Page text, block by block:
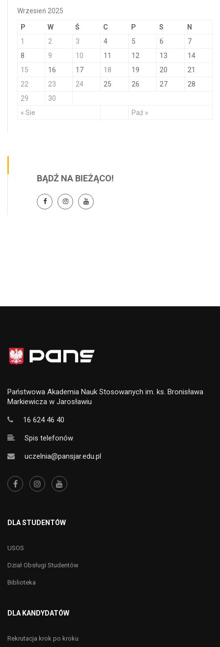
Wrzesień 2025
P W Ś C P S N
« Sie Paź »
1 2 3 4 5 6
7
8
9 10 11 12 13
14
15
16 17 18 19 20
21
22
23 24 25 26 27
28
29
30
BĄDŹ NA BIEŻĄCO!
Państwowa Akademia Nauk Stosowanych im. ks. Bronisława
Markiewicza w Jarosławiu
16 624 46 40
Spis telefonów
uczelnia@pansjar.edu.pl
DLA STUDENTÓW
USOS
Dział Obsługi Studentów
Biblioteka
DLA KANDYDATÓW
Rekrutacja krok po kroku